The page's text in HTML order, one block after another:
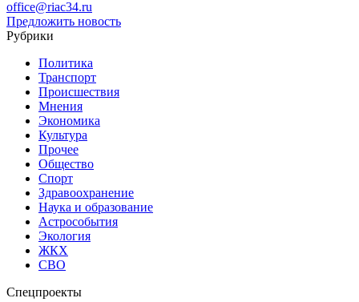
office@riac34.ru
Предложить новость
Рубрики
Политика
Транспорт
Происшествия
Мнения
Экономика
Культура
Прочее
Общество
Спорт
Здравоохранение
Наука и образование
Астрособытия
Экология
ЖКХ
СВО
Спецпроекты